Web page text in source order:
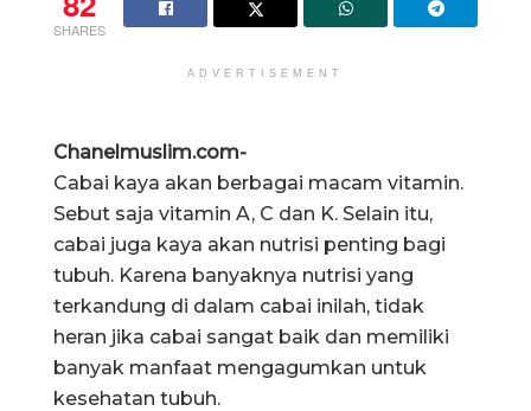
SHARES
ADVERTISEMENT
Chanelmuslim.com-
Cabai kaya akan berbagai macam vitamin.
Sebut saja vitamin A, C dan K. Selain itu,
cabai juga kaya akan nutrisi penting bagi
tubuh. Karena banyaknya nutrisi yang
terkandung di dalam cabai inilah, tidak
heran jika cabai sangat baik dan memiliki
banyak manfaat mengagumkan untuk
kesehatan tubuh.